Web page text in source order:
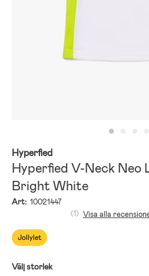
Hyperfied
Hyperfied V-Neck Neo
Bright White
Art: 10021447
Jollylet
(1) Visa alla
Välj storlek